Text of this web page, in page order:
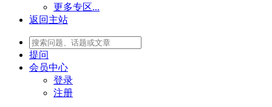
更多专区...
返回主站
提问
会员中心
登录
注册